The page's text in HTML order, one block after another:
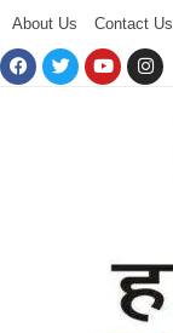
About Us Contact Us